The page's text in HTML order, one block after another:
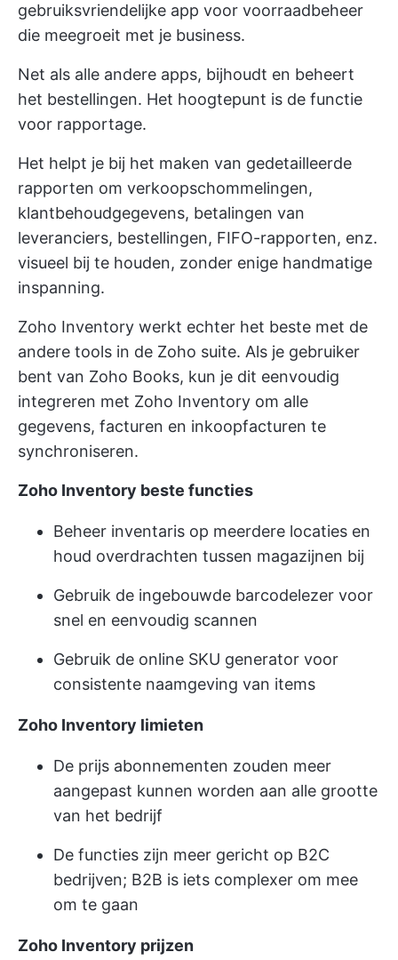
gebruiksvriendelijke app voor voorraadbeheer
die meegroeit met je business.
Net als alle andere apps, bijhoudt en beheert
het bestellingen. Het hoogtepunt is de functie
voor rapportage.
Het helpt je bij het maken van gedetailleerde
rapporten om verkoopschommelingen,
klantbehoudgegevens, betalingen van
leveranciers, bestellingen, FIFO-rapporten, enz.
visueel bij te houden, zonder enige handmatige
inspanning.
Zoho Inventory werkt echter het beste met de
andere tools in de Zoho suite. Als je gebruiker
bent van Zoho Books, kun je dit eenvoudig
integreren met Zoho Inventory om alle
gegevens, facturen en inkoopfacturen te
synchroniseren.
Zoho Inventory beste functies
Beheer inventaris op meerdere locaties en
houd overdrachten tussen magazijnen bij
Gebruik de ingebouwde barcodelezer voor
snel en eenvoudig scannen
Gebruik de online SKU generator voor
consistente naamgeving van items
Zoho Inventory limieten
De prijs abonnementen zouden meer
aangepast kunnen worden aan alle grootte
van het bedrijf
De functies zijn meer gericht op B2C
bedrijven; B2B is iets complexer om mee
om te gaan
Zoho Inventory prijzen